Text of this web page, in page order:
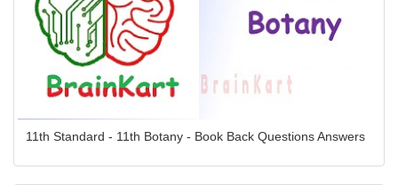
11th Standard - 11th Botany - Book Back Questions Answers